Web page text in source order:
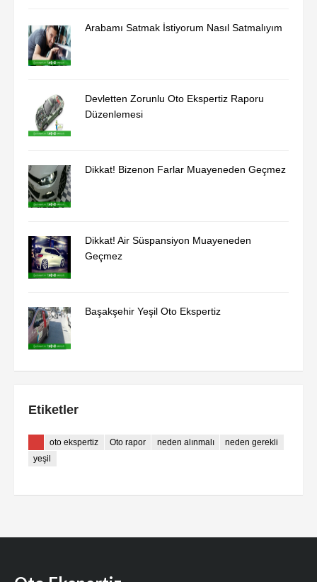
Arabamı Satmak İstiyorum Nasıl Satmalıyım
Devletten Zorunlu Oto Ekspertiz Raporu
Düzenlemesi
Dikkat! Bizenon Farlar Muayeneden Geçmez
Dikkat! Air Süspansiyon Muayeneden
Geçmez
Başakşehir Yeşil Oto Ekspertiz
Etiketler
oto ekspertiz Oto rapor neden alınmalı
neden gerekli
yeşil